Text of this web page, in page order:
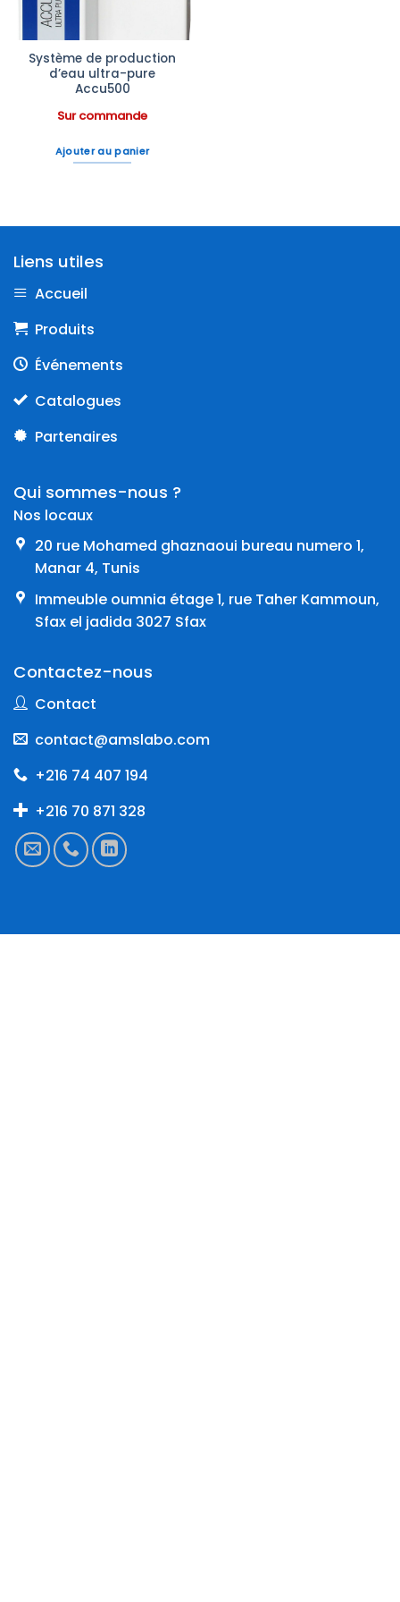
Système de production
d’eau ultra-pure
Accu500
Sur commande
Ajouter au panier
Liens utiles
Accueil
Produits
Événements
Catalogues
Partenaires
Qui sommes-nous ?
Nos locaux
20 rue Mohamed ghaznaoui bureau numero 1,
Manar 4, Tunis
Immeuble oumnia étage 1, rue Taher Kammoun,
Sfax el jadida 3027 Sfax
Contactez-nous
Contact
contact@amslabo.com
+216 74 407 194
+216 70 871 328